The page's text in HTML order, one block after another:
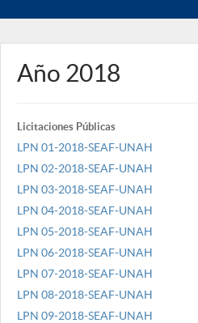
Año 2018
Licitaciones Públicas
LPN 01-2018-SEAF-UNAH
LPN 02-2018-SEAF-UNAH
LPN 03-2018-SEAF-UNAH
LPN 04-2018-SEAF-UNAH
LPN 05-2018-SEAF-UNAH
LPN 06-2018-SEAF-UNAH
LPN 07-2018-SEAF-UNAH
LPN 08-2018-SEAF-UNAH
LPN 09-2018-SEAF-UNAH